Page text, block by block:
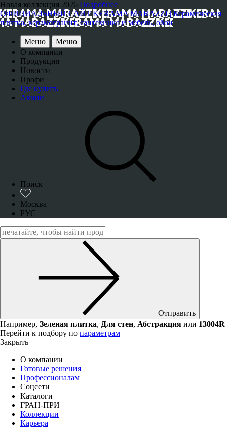
Новая коллекция 2026 Подробнее
ОФИЦИАЛЬНЫЙ САЙТ KERAMA MARAZZI | Керамическая
плитка, керамогранит, сантехника и мебель, обои
Меню
Меню
О компании
Продукция
Новости
Профи
Где купить
Акции
Поиск
Москва
РУС
Отправить
Например, Зеленая плитка, Для стен, Абстракция или 13004R
Перейти к подбору по параметрам
Закрыть
О компании
Готовые решения
Профессионалам
Соцсети
Каталоги
ГРАН-ПРИ
Коллекции
Карьера